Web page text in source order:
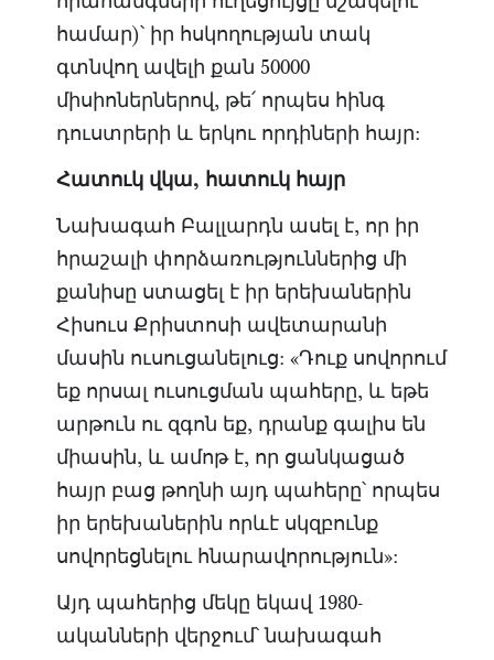
համար)՝ իր հսկողության տակ
գտնվող ավելի քան 50000
միսիոներներով, թե՛ որպես հինգ
դուստրերի և երկու որդիների հայր:
Հատուկ վկա, հատուկ հայր
Նախագահ Բալլարդն ասել է, որ իր
հրաշալի փորձառություններից մի
քանիսը ստացել է իր երեխաներին
Հիսուս Քրիստոսի ավետարանի
մասին ուսուցանելուց: «Դուք սովորում
եք որսալ ուսուցման պահերը, և եթե
արթուն ու զգոն եք, դրանք գալիս են
միասին, և ամոթ է, որ ցանկացած
հայր բաց թողնի այդ պահերը՝ որպես
իր երեխաներին որևէ սկզբունք
սովորեցնելու հնարավորություն»:
Այդ պահերից մեկը եկավ 1980-
ականների վերջում՝ նախագահ